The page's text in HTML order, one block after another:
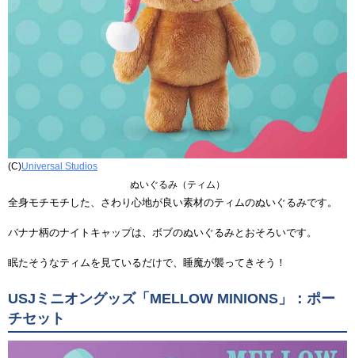
(C)Universal Studios
ぬいぐるみ（ティム）
全身モチモチした、さわり心地が良い素材のティムのぬいぐるみです。
バナナ柄のナイトキャップは、ボブのぬいぐるみとおそろいです。
眠たそうなティムを見ているだけで、睡魔が襲ってきそう！
USJミニオングッズ「MELLOW MINIONS」：ポー
チセット